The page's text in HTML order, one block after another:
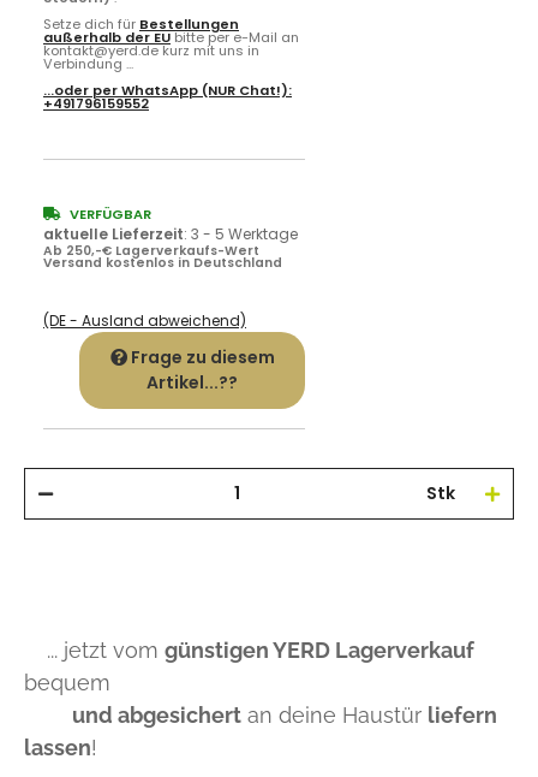
Setze dich für Bestellungen
außerhalb der EUbitte per e-Mail an
kontakt@yerd.de kurz mit uns in
Verbindung ...
...oder perWhatsApp (NUR Chat!):
+491796159552
VERFÜGBAR
aktuelle Lieferzeit: 3 - 5 Werktage
Ab 250,-€ Lagerverkaufs-Wert
Versand kostenlos in Deutschland
(DE - Ausland abweichend)
Frage zu diesem
Artikel...??
Stk
... jetzt vom günstigen YERD Lagerverkauf
bequem
und abgesichert an deine Haustür liefern
lassen!